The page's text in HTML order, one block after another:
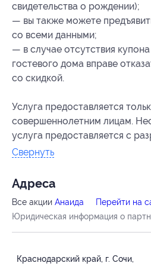
свидетельства о рождении);
— вы также можете
со всеми данными;
— в случае отсутствия
гостевого дома вправе
со скидкой.
Услуга предоставляется
совершеннолетним лицам.
услуга предоставляется с
Свернуть
Адресa
Все акции Анаида
Перейти на
Юридическая информация о
Краснодарский край, г. Сочи,